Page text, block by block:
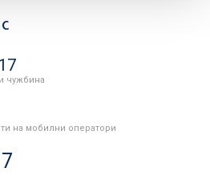
чужбина
на мобилни оператори